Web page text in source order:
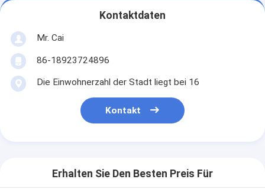
Kontaktdaten
Mr. Cai
86-18923724896
Die Einwohnerzahl der Stadt liegt bei 16
Kontakt
Erhalten Sie Den Besten Preis Für